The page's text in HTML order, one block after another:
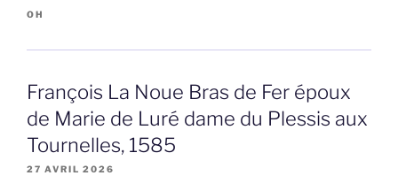
OH
François La Noue Bras de Fer époux
de Marie de Luré dame du Plessis aux
Tournelles, 1585
27 AVRIL 2026